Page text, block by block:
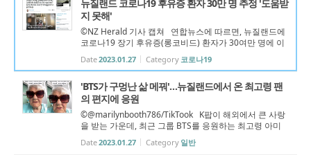
뉴질랜드 코로나19 후유증 환자 30만 명 추정 '도움받
지 못해'
©NZ Herald 기사 캡쳐 연합뉴스에 따르면, 뉴질랜드에
코로나19 장기 후유증(롱코비드) 환자가 30여만 명에 이
를 것으로 추산된다고 뉴질랜드 연구진이 밝혔다. 26일
NZ Herald가 보도한 기사에서, 린 러셀 박사와 모나 제프
Date2023.01.27 Category 코로나19
'BTS가 구멍난 삶 메꿔'…뉴질랜드에서 온 최고령 팬
의 편지에 응원
©@marilynbooth786/TikTook K팝이 해외에서 큰 사랑
을 받는 가운데, 최근 그룹 BTS를 응원하는 최고령 아미
(BTS 팬덤 명)가 등장해 화제다. 지난 22일 뉴질랜드에
거주하는 한 해외 누리꾼 A 씨는 개인 SNS에 "여러분께 8
Date2023.01.27 Category 일반